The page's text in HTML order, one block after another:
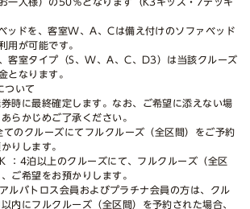
一人様）の50％となります（K3キッズ・7デッキ
ッドを、客室W、A、Cは備え付けのソファベッド
用が可能です。
客室タイプ（S、W、A、C、D3）は当該クルーズ
となります。
ついて
時に最終確定します。なお、ご希望に添えない場
らかじめご了承ください。
のクルーズにてフルクルーズ（全区間）をご予約
りします。
：4泊以上のクルーズにて、フルクルーズ（全区
ご希望をお預かりします。
バトロス会員およびプラチナ会員の方は、クル
内にフルクルーズ（全区間）を予約された場合、